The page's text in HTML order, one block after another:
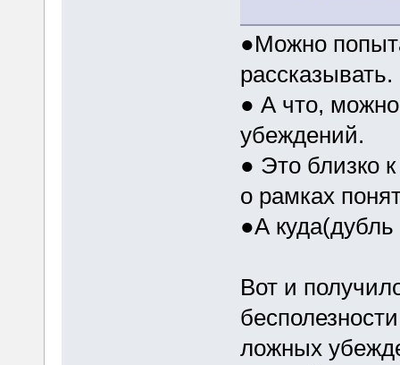
●Можно
рассказывать.
● А что,
убеждений.
● Это близко
о рамках
●А
Вот и
ложных